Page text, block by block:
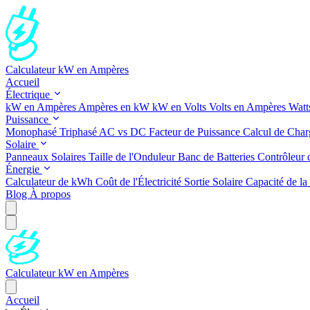
Calculateur kW en Ampères
Accueil
Électrique
kW en Ampères Ampères en kW kW en Volts Volts en Ampères
Puissance
Monophasé Triphasé AC vs DC Facteur de Puissance Calcul de
Solaire
Panneaux Solaires Taille de l'OnduleurBanc de Batteries Contrôleur
Énergie
Calculateur de kWh Coût de l'Électricité Sortie Solaire Capacité de
Blog À propos
Calculateur kW en Ampères
Accueil